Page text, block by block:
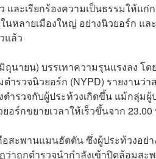
และเรียกร้องความเป็นธรรมให้แ
นหลายเมืองใหญ่ อย่างนิวยอร์ก แ
แล้ว
นายน) บรรเทาความรุนแรงลง โ
ำรวจนิวยอร์ก (NYPD) รายงานว่
ำรวจกับผู้ประท้วงเกิดขึ้น แม้กลุ่ม
อร์กขยายเวลาให้เร็วขึ้นจาก 23.00
สะพานแมนฮัตตัน ซึ่งผู้ประท้วงอย่
าถูกตำรวจนำกำลังเข้าปิดล้อมสะ